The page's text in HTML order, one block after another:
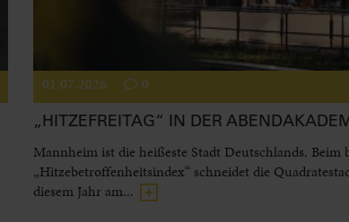
01.07.2026 0
„HITZEFREITAG“ IN DER
Mannheim ist die heißeste Stadt Deutschlands. Beim
„Hitzebetroffenheitsindex“ schneidet die
diesem Jahr am...